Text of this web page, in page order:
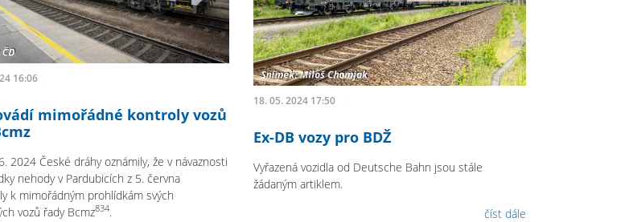
16:06
mimořádné kontroly vozů
2024 České dráhy oznámily, že v návaznosti
nehody v Pardubicích z 5. června
k mimořádným prohlídkám svých
vozů řady Bcmz834.
18. 05. 2024 17:50
Ex-DB vozy pro BDŽ
Vyřazená vozidla od Deutsche Bahn jsou stále
žádaným artiklem.
číst dále